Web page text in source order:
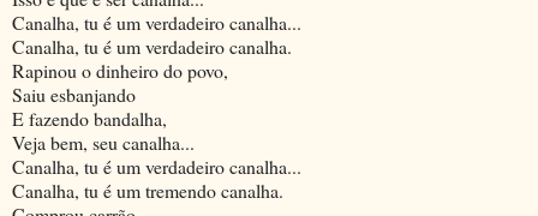
Canalha, tu é um verdadeiro canalha...
Canalha, tu é um verdadeiro canalha.
Rapinou o dinheiro do povo,
Saiu esbanjando
E fazendo bandalha,
Veja bem, seu canalha...
Canalha, tu é um verdadeiro canalha...
Canalha, tu é um tremendo canalha.